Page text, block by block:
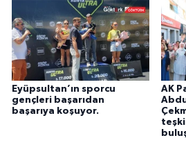
Eyüpsultan’ın sporcu
gençleri başarıdan
başarıya koşuyor.
AK